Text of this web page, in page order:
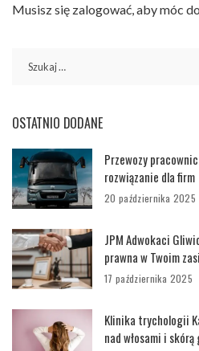
Musisz się zalogować, aby móc
OSTATNIO DODANE
Przewozy
rozwiązanie dla firm
20 października 2025
JPM Adwokaci
prawna w Twoim
17 października 2025
Klinika trychologii
nad włosami i skórą